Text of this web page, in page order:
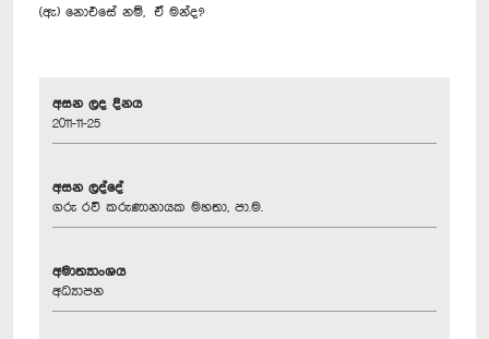
(ඇ) නොඑසේ නම්, ඒ මන්ද?
අසන ලද දිනය
2011-11-25
අසන ලද්දේ
ගරු රවී කරුණානායක මහතා, පා.ම.
අමාත්‍යාංශය
අධ්‍යාපන